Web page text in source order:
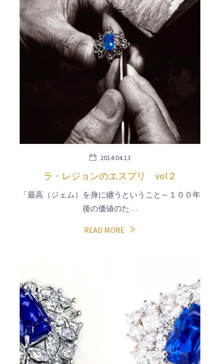
2014.04.13
ラ・レジョンのエスプリ vol２
「最高（ジェム）を身に纏うということ～１００年
後の価値のた…
READ MORE